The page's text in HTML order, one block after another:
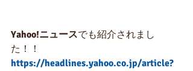
Yahoo!ニュースでも紹介されまし
た！！
https://headlines.yahoo.co.jp/article?